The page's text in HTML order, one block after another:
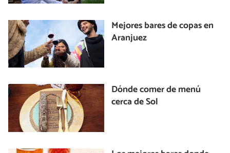
Mejores bares de copas en
Aranjuez
Dónde comer de menú
cerca de Sol